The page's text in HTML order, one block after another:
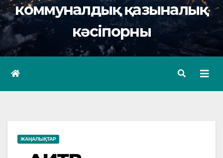
коммуналдық қазыналық
кәсіпорны
ЖАҢАЛЫҚТАР